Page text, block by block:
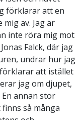
förklarar att en
av. Jag är
inte röra mig mot
Falck, där jag
undrar hur jag
att istället
jag om djupet,
annan stor
så många